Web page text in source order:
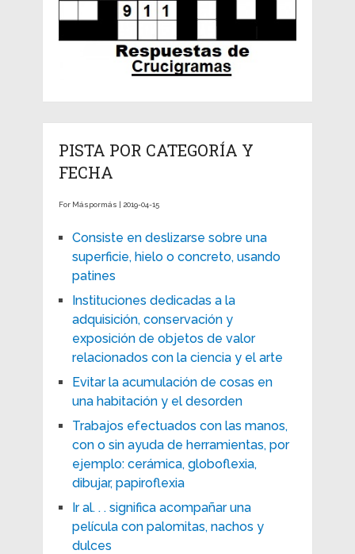
PISTA POR CATEGORÍA Y
FECHA
For Máspormás | 2019-04-15
Consiste en deslizarse sobre una
superficie, hielo o concreto, usando
patines
Instituciones dedicadas a la
adquisición, conservación y
exposición de objetos de valor
relacionados con la ciencia y el arte
Evitar la acumulación de cosas en
una habitación y el desorden
Trabajos efectuados con las manos,
con o sin ayuda de herramientas, por
ejemplo: cerámica, globoflexia,
dibujar, papiroflexia
Ir al. . . significa acompañar una
película con palomitas, nachos y
dulces